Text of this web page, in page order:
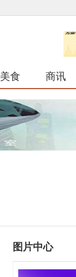
美食 商讯
图片中心